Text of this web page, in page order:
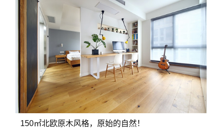
150㎡北欧原木风格，原始的自然！